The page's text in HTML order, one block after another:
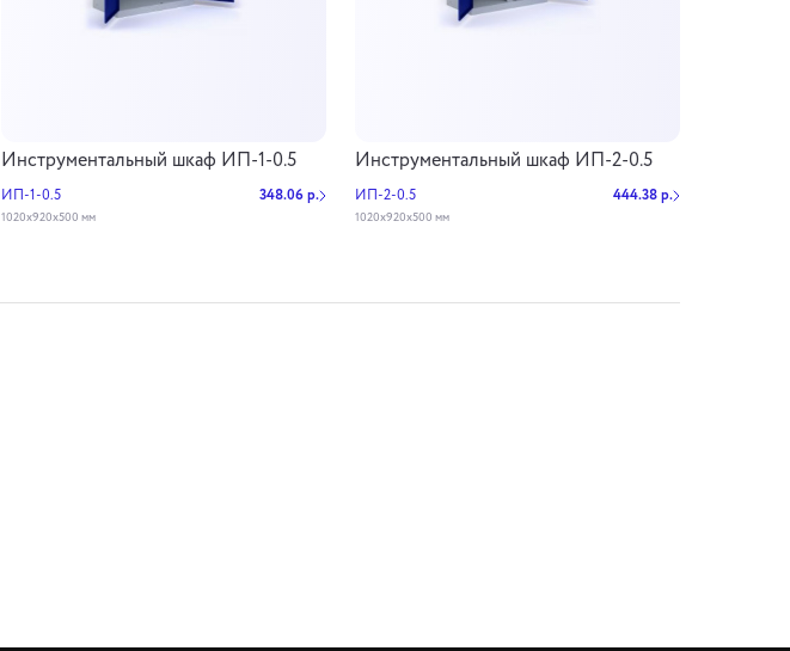
Инструментальный шкаф ИП-1-0.5
ИП-1-0.5 348.06 р.
1020х920х500 мм
Инструментальный шкаф ИП-2-0.5
ИП-2-0.5 444.38 р.
1020х920х500 мм